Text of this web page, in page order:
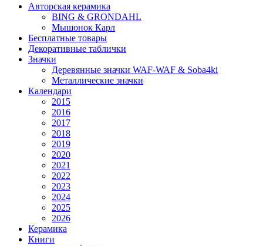
Авторская керамика
BING & GRONDAHL
Мышонок Карл
Бесплатные товары
Декоративные таблички
Значки
Деревянные значки WAF-WAF & Soba4ki
Металлические значки
Календари
2015
2016
2017
2018
2019
2020
2021
2022
2023
2024
2025
2026
Керамика
Книги